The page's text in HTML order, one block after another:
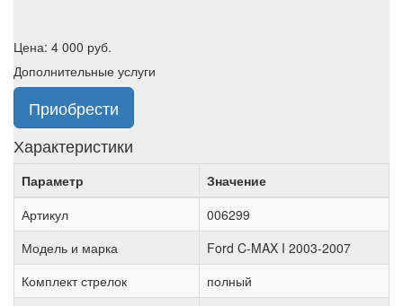
Цена: 4 000 руб.
Дополнительные услуги
Приобрести
Характеристики
Параметр
Значение
Артикул
006299
Модель и марка
Ford C-MAX I 2003-2007
Комплект стрелок
полный